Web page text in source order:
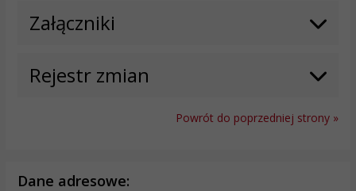
Załączniki
Rejestr zmian
Powrót do poprzedniej strony »
Dane adresowe: